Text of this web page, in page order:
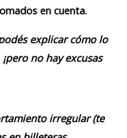
en cuenta.
explicar cómo lo
no hay excusas
irregular (te